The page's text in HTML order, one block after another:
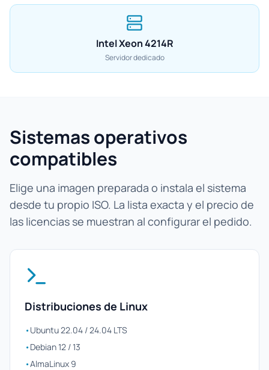
Intel Xeon 4214R
Servidor dedicado
Sistemas operativos
compatibles
Elige una imagen preparada o instala el sistema
desde tu propio ISO. La lista exacta y el precio de
las licencias se muestran al configurar el pedido.
Distribuciones de Linux
•Ubuntu 22.04 / 24.04 LTS
•Debian 12 / 13
•AlmaLinux 9